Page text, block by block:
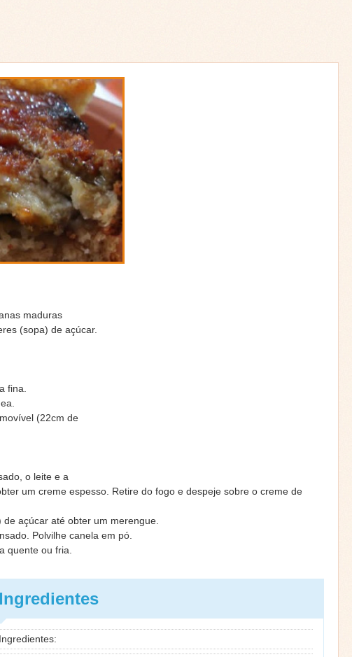
maduras
(sopa) de açúcar.
fina.
(22cm de
o leite e a
um creme espesso. Retire do fogo e despeje sobre o creme de
açúcar até obter um merengue.
Polvilhe canela em pó.
quente ou fria.
Ingredientes
Ingredientes: